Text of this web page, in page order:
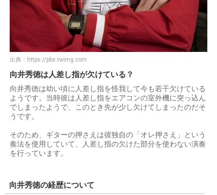
出典： https://pbs.twimg.com
向井秀徳は人差し指が欠けている？
向井秀徳は幼い頃に人差し指を怪我して今も若干欠けている
ようです。当時彼は人差し指をエアコンの室外機に突っ込ん
でしまったようで、このとき先が少し欠けてしまったのだそ
うです。
そのため、ギターの押さえは彼独自の「オレ押さえ」という
奏法を使用していて、人差し指の欠けた部分を使わない演奏
を行っています。
向井秀徳の経歴について